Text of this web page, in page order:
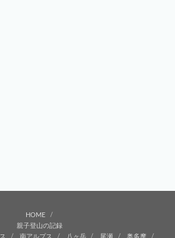
HOME
親子登山の記録
南アルプス 八ヶ岳 尾瀬 奥多摩